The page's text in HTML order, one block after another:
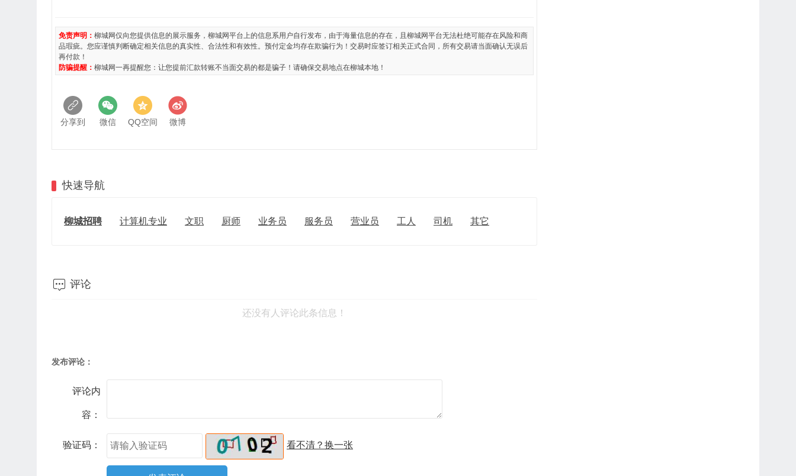
免责声明： 柳城网仅向您提供信息的展示服务，柳城网平台上的信息系用户自行发布，由于海量信息的存在，且柳城网平台无法杜绝可能存在风险和商
品瑕疵。您应谨慎判断确定相关信息的真实性、合法性和有效性。预付定金均存在欺骗行为！交易时应签订相关正式合同，所有交易请当面确认无误后
再付款！
防骗提醒： 柳城网一再提醒您：让您提前汇款转账不当面交易的都是骗子！请确保交易地点在柳城本地！
分享到 微信 QQ空间 微博
快速导航
柳城招聘 计算机专业 文职 厨师 业务员 服务员 营业员 工人 司机 其它
 评论
还没有人评论此条信息！
发布评论：
评论内
容：
验证码： 看不清？换一张